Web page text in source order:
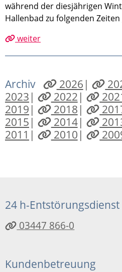
während der diesjährigen
Hallenbad zu folgenden
weiter
Archiv 2026 |
2023 | 2022 |
2019 | 2018 |
2015 | 2014|
2011 | 2010 |
24 h-Entstörungsdienst
03447 866-0
Kundenbetreuung